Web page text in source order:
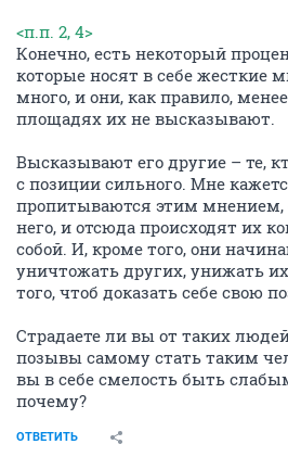
<п.п. 2, 4>
Конечно, есть некоторый
которые носят в себе жесткие
много, и они, как правило,
площадях их не высказывают.
Высказывают его другие – те,
с позиции сильного. Мне
пропитываются этим мнением,
него, и отсюда происходят их
собой. И, кроме того, они
уничтожать других, унижать
того, чтоб доказать себе свою
Страдаете ли вы от таких
позывы самому стать таким
вы в себе смелость быть
почему?
ОТВЕТИТЬ